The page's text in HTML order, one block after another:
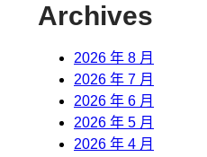
Archives
2026 年 8 月
2026 年 7 月
2026 年 6 月
2026 年 5 月
2026 年 4 月